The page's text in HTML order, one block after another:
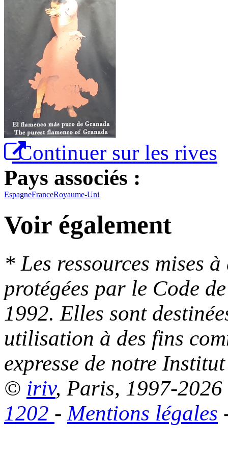
Continuer sur les rives
Pays associés :
EspagneFranceRoyaume-Uni
Voir également
* Les ressources mises
protégées par le Code
1992. Elles sont
utilisation à des fins
expresse de notre
© iriv, Paris, 1997-
1202 - Mentions légales